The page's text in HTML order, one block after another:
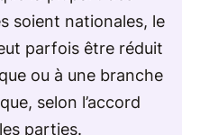
soient nationales, le
parfois être réduit
ou à une branche
selon l’accord
parties.